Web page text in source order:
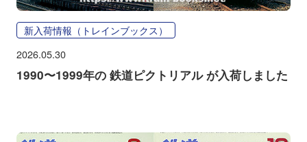
新入荷情報（トレインブックス）
2026.05.30
1990〜1999年の 鉄道ピクトリアル が入荷しました